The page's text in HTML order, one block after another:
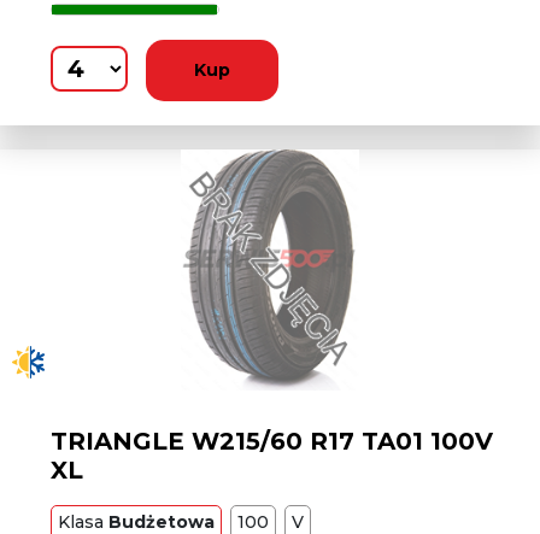
Kup
TRIANGLE W215/60 R17 TA01 100V
XL
Klasa Budżetowa 100 V